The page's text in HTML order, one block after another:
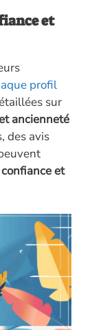
et
profil
sur
ancienneté
des avis
et